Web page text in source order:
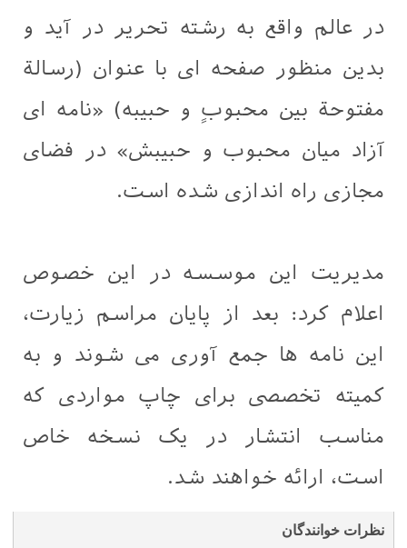
در عالم واقع به رشته تحریر در آید و
بدین منظور صفحه ای با عنوان (رسالة
مفتوحة بین محبوبٍ و حبیبه) «نامه ای
آزاد میان محبوب و حبیبش» در فضای
مجازی راه اندازی شده است.
مدیریت این موسسه در این خصوص
اعلام کرد: بعد از پایان مراسم زیارت،
این نامه ها جمع آوری می شوند و به
کمیته تخصصی برای چاپ مواردی که
مناسب انتشار در یک نسخه خاص
است، ارائه خواهند شد.
نظرات خوانندگان